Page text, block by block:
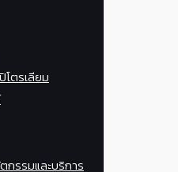
โตรเลียม
กรรมและบริการ